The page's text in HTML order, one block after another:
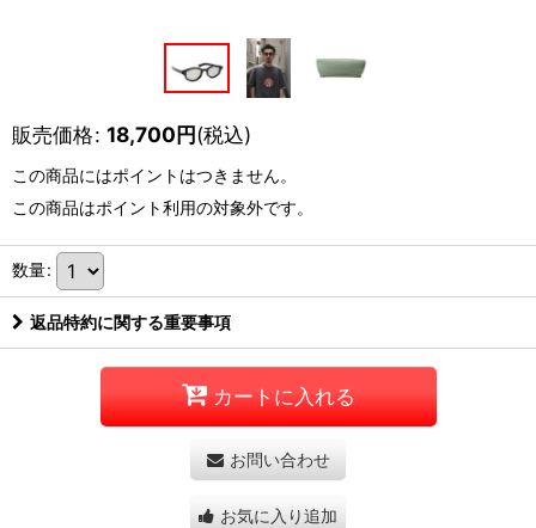
販売価格: 18,700円(税込)
この商品にはポイントはつきません。
この商品はポイント利用の対象外です。
数量:
返品特約に関する重要事項
カートに入れる
お問い合わせ
お気に入り追加